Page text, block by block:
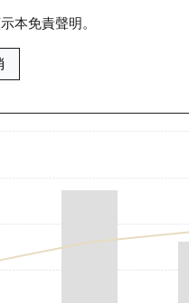
本免責聲明。
產價格25,668.03